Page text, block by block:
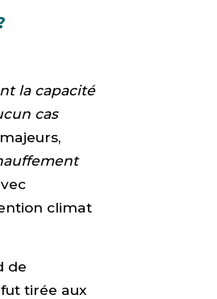
la capacité
cas
climat
de
tirée aux